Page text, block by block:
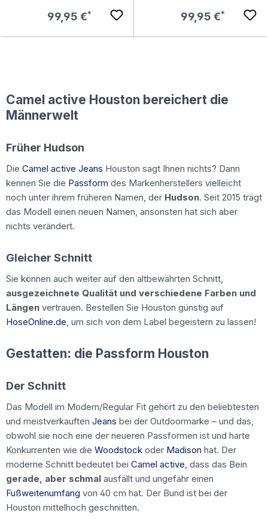
Regulärer Preis:
99,95 € Regulärer Preis:
99,95 €
Camel active Houston bereichert die
Männerwelt
Früher Hudson
Die Camel active Jeans Houston sagt Ihnen nichts? Dann
kennen Sie die Passform des Markenherstellers vielleicht
noch unter ihrem früheren Namen, der Hudson. Seit 2015 trägt
das Modell einen neuen Namen, ansonsten hat sich aber
nichts verändert.
Gleicher Schnitt
Sie können auch weiter auf den altbewährten Schnitt,
ausgezeichnete Qualität und verschiedene Farben und
Längen vertrauen. Bestellen Sie Houston günstig auf
HoseOnline.de, um sich von dem Label begeistern zu lassen!
Gestatten: die Passform Houston
Der Schnitt
Das Modell im Modern/Regular Fit gehört zu den beliebtesten
und meistverkauften Jeans bei der Outdoormarke – und das,
obwohl sie noch eine der neueren Passformen ist und harte
Konkurrenten wie die Woodstock oder Madison hat. Der
moderne Schnitt bedeutet bei Camel active, dass das Bein
gerade, aber schmal ausfällt und ungefähr einen
Fußweitenumfang von 40 cm hat. Der Bund ist bei der
Houston mittelhoch geschnitten.